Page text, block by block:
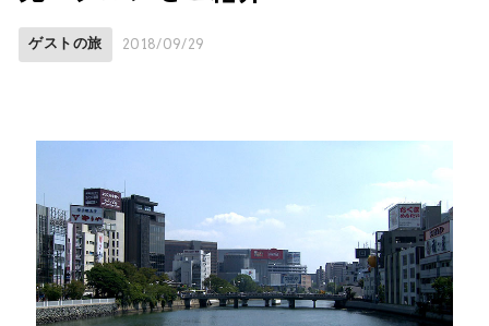
ゲストの旅 2018/09/29